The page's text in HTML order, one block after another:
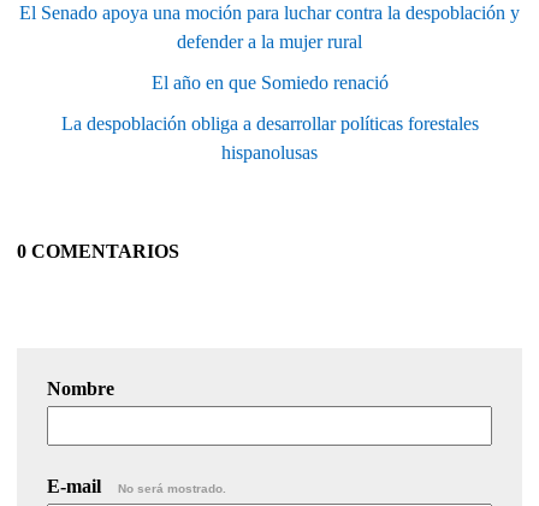
El Senado apoya una moción para luchar contra la despoblación y
defender a la mujer rural
El año en que Somiedo renació
La despoblación obliga a desarrollar políticas forestales
hispanolusas
0 COMENTARIOS
Nombre
E-mail No será mostrado.